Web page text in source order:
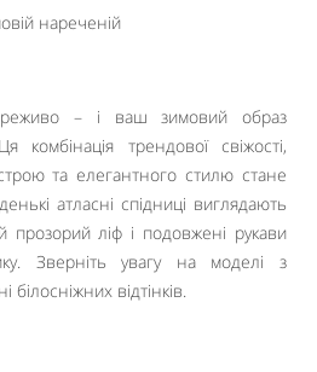
– і ваш зимовий образ
комбінація трендової свіжості,
та елегантного стилю стане
атласні спідниці виглядають
ліф і подовжені рукави
Зверніть увагу на моделі з
відтінків.